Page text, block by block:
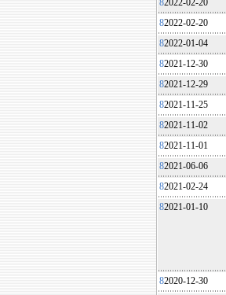
82022-02-20
82022-02-20
82022-01-04
82021-12-30
82021-12-29
82021-11-25
82021-11-02
82021-11-01
82021-06-06
82021-02-24
82021-01-10
82020-12-30